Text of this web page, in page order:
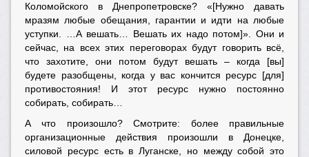
Коломойского в Днепропетровске? «[Нужно давать
мразям любые обещания, гарантии и идти на любые
уступки. …А вешать… Вешать их надо потом]». Они и
сейчас, на всех этих переговорах будут говорить всё,
что захотите, они потом будут вешать – когда [вы]
будете разобщены, когда у вас кончится ресурс [для]
противостояния! И этот ресурс нужно постоянно
собирать, собирать…
А что произошло? Смотрите: более правильные
организационные действия произошли в Донецке,
силовой ресурс есть в Луганске, но между собой это